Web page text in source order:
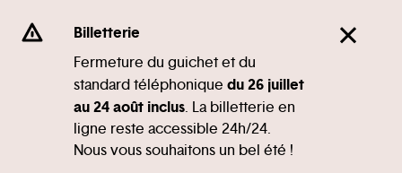
Se rendre au
Contenu principal
Pied de page
Billetterie
Fermeture du guichet et du
standard téléphonique du 26 juillet
au 24 août inclus. La billetterie en
ligne reste accessible 24h/24.
Nous vous souhaitons un bel été !